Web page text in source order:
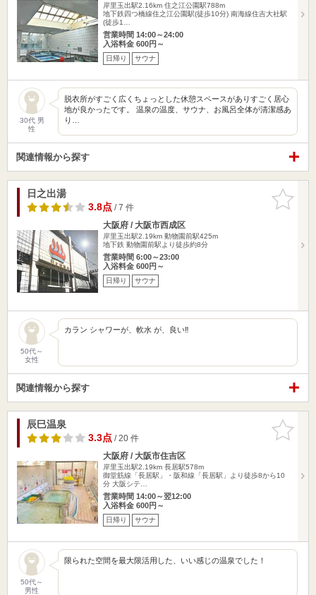
岸里玉出駅2.16km 住之江公園駅788m
地下鉄四つ橋線住之江公園駅(徒歩10分) 南海線住吉大社駅
(徒歩1…
営業時間 14:00～24:00
入浴料金 600円～
日帰り サウナ
30代 男
性
脱衣所がすごく広くちょっとした休憩スペースがありすごく居心
地が良かったです。 温泉の温度、サウナ、お風呂全体が清潔感あ
り…
関連情報から探す
お気に入
りに追加
日之出湯
3.8点/ 7 件
大阪府 / 大阪市西成区
岸里玉出駅2.19km 動物園前駅425m
地下鉄 動物園前駅より徒歩約8分
営業時間 6:00～23:00
入浴料金 600円～
日帰り サウナ
50代～
女性
カラン シャワーが、軟水 が、良い‼️
関連情報から探す
お気に入
りに追加
辰巳温泉
3.3点/ 20 件
大阪府 / 大阪市住吉区
岸里玉出駅2.19km 長居駅578m
御堂筋線「長居駅」・阪和線「長居駅」より徒歩8から10
分 大阪シテ…
営業時間 14:00～翌12:00
入浴料金 600円～
日帰り サウナ
50代～
男性
限られた空間を最大限活用した、いい感じの温泉でした！